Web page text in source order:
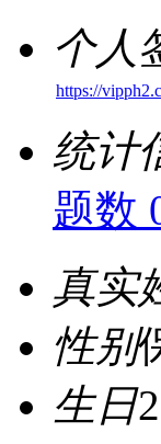
个人
https://
统计
题数
真实
性别
生日